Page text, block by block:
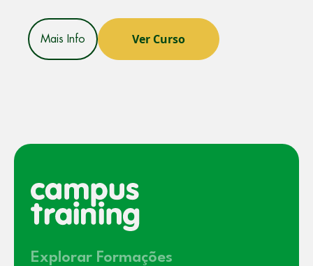
Mais Info Ver Curso
Explorar Formações